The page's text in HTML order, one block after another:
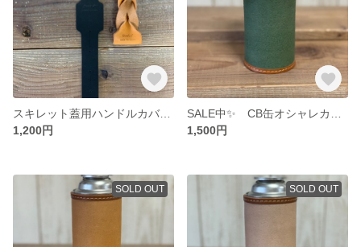
スキレット蓋用ハンドルカバー ランタンフックにも‼︎ New color black
1,200円
1,500円
SOLD OUT SOLD OUT